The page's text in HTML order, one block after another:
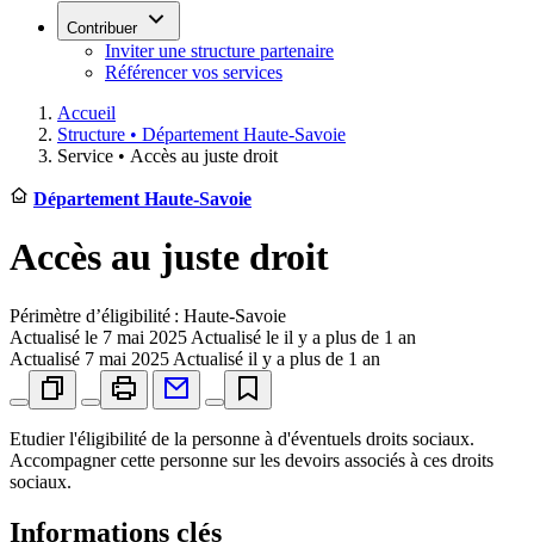
Contribuer
Inviter une structure partenaire
Référencer vos services
Accueil
Structure • Département Haute-Savoie
Service • Accès au juste droit
Département Haute-Savoie
Accès au juste droit
Périmètre d’éligibilité : Haute-Savoie
Actualisé le 7 mai 2025 Actualisé le il y a plus de 1 an
Actualisé 7 mai 2025 Actualisé il y a plus de 1 an
Etudier l'éligibilité de la personne à d'éventuels droits sociaux.
Accompagner cette personne sur les devoirs associés à ces droits
sociaux.
Informations clés